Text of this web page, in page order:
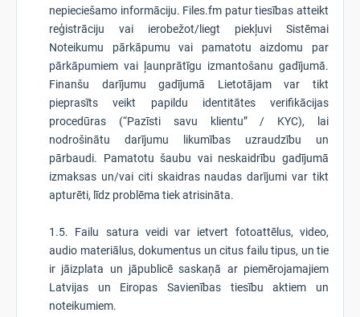
nepieciešamo informāciju. Files.fm patur tiesības atteikt
reģistrāciju vai ierobežot/liegt piekļuvi Sistēmai
Noteikumu pārkāpumu vai pamatotu aizdomu par
pārkāpumiem vai ļaunprātīgu izmantošanu gadījumā.
Finanšu darījumu gadījumā Lietotājam var tikt
pieprasīts veikt papildu identitātes verifikācijas
procedūras (“Pazīsti savu klientu” / KYC), lai
nodrošinātu darījumu likumības uzraudzību un
pārbaudi. Pamatotu šaubu vai neskaidrību gadījumā
izmaksas un/vai citi skaidras naudas darījumi var tikt
apturēti, līdz problēma tiek atrisināta.
1.5. Failu satura veidi var ietvert fotoattēlus, video,
audio materiālus, dokumentus un citus failu tipus, un tie
ir jāizplata un jāpublicē saskaņā ar piemērojamajiem
Latvijas un Eiropas Savienības tiesību aktiem un
noteikumiem.